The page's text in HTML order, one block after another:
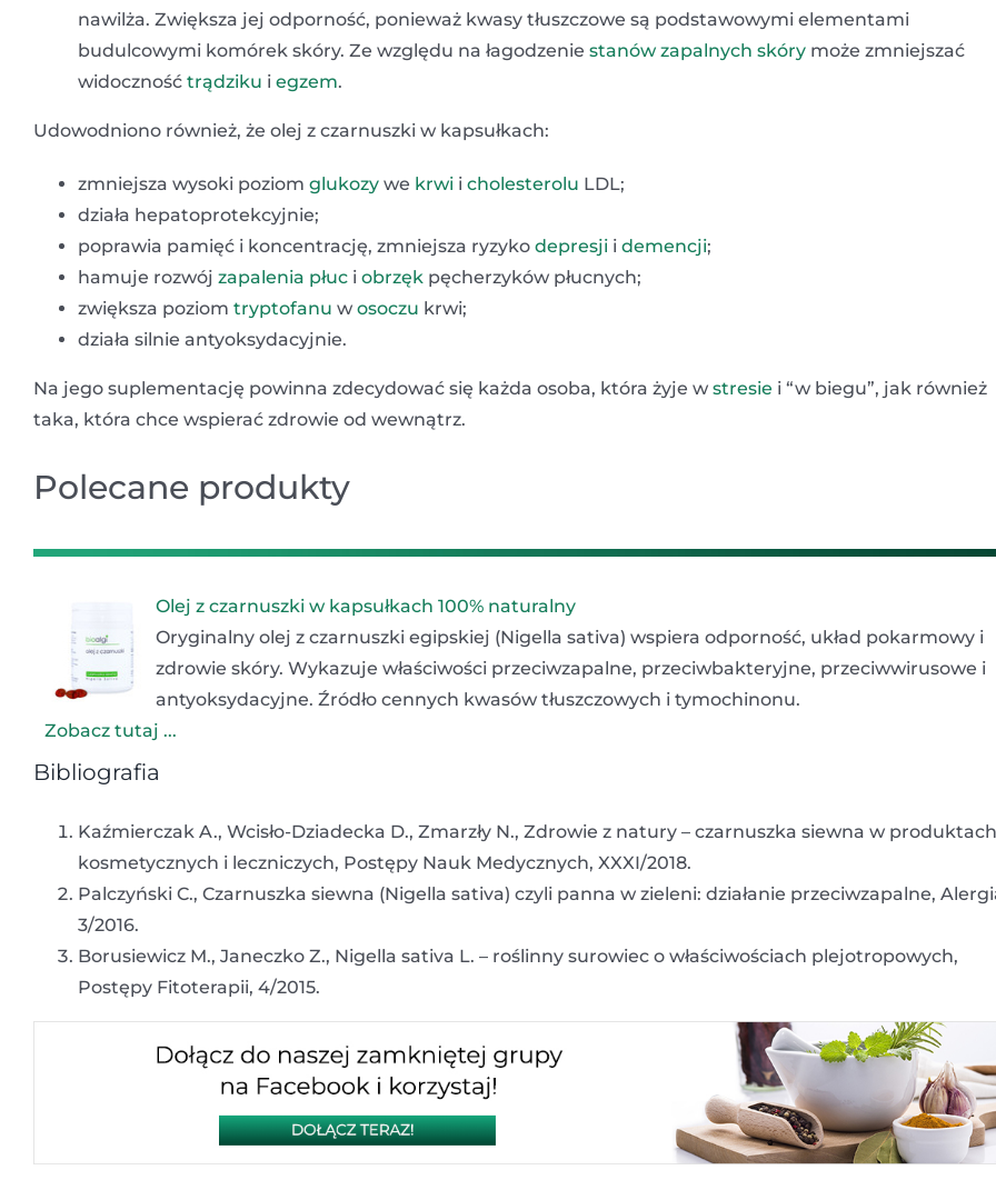
nawilża. Zwiększa jej odporność, ponieważ kwasy tłuszczowe są podstawowymi elementami
budulcowymi komórek skóry. Ze względu na łagodzenie stanów zapalnych skóry może zmniejszać
widoczność trądziku i egzem.
Udowodniono również, że olej z czarnuszki w kapsułkach:
zmniejsza wysoki poziom glukozy we krwi i cholesterolu LDL;
działa hepatoprotekcyjnie;
poprawia pamięć i koncentrację, zmniejsza ryzyko depresji i demencji;
hamuje rozwój zapalenia płuc i obrzęk pęcherzyków płucnych;
zwiększa poziom tryptofanu w osoczu krwi;
działa silnie antyoksydacyjnie.
Na jego suplementację powinna zdecydować się każda osoba, która żyje w stresie i “w biegu”, jak również
taka, która chce wspierać zdrowie od wewnątrz.
Polecane produkty
Olej z czarnuszki w kapsułkach 100% naturalny
Oryginalny olej z czarnuszki egipskiej (Nigella sativa) wspiera odporność, układ pokarmowy i
zdrowie skóry. Wykazuje właściwości przeciwzapalne, przeciwbakteryjne, przeciwwirusowe i
antyoksydacyjne. Źródło cennych kwasów tłuszczowych i tymochinonu.
Zobacz tutaj ...
Bibliografia
Kaźmierczak A., Wcisło-Dziadecka D., Zmarzły N., Zdrowie z natury – czarnuszka siewna w produktach
kosmetycznych i leczniczych, Postępy Nauk Medycznych, XXXI/2018.
Palczyński C., Czarnuszka siewna (Nigella sativa) czyli panna w zieleni: działanie przeciwzapalne,
3/2016.
Borusiewicz M., Janeczko Z., Nigella sativa L. – roślinny surowiec o właściwościach plejotropowych,
Postępy Fitoterapii, 4/2015.